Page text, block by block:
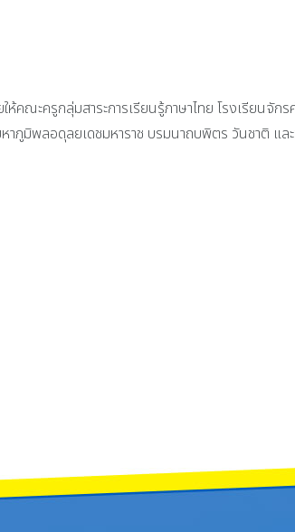
ณะครูกลุ่มสาระการเรียนรู้ภาษาไทย โรงเรียนจั
ภูมิพลอดุลยเดชมหาราช บรมนาถบพิตร วันชาติ แ
บรมนาถบพิตร 5 ธันวาคม 2568 วันศุกร์ ที่ 5 ธันวาคม
6 4 ธันวาคม 2568 เวลา 13.00 น. นายธำรงค์ หน่อเ